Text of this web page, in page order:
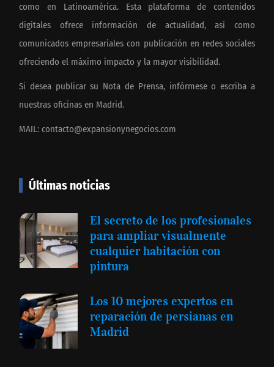
como en Latinoamérica. Esta plataforma de contenidos
digitales ofrece información de actualidad, así como
comunicados empresariales con publicación en redes sociales
ofreciendo el máximo impacto y la mayor visibilidad.
Si desea publicar su Nota de Prensa, infórmese o escriba a
nuestras oficinas en Madrid.
MAIL: contacto@expansionynegocios.com
Últimas noticias
El secreto de los profesionales
para ampliar visualmente
cualquier habitación con
pintura
Los 10 mejores expertos en
reparación de persianas en
Madrid